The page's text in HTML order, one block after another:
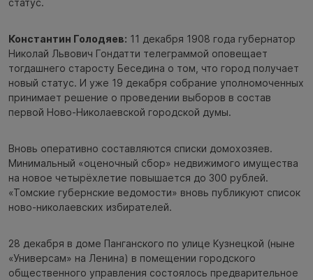
статус.
Константин Голодяев: 11 декабря 1908 года губернатор
Николай Львович Гондатти телеграммой оповещает
тогдашнего старосту Беседина о том, что город получает
новый статус. И уже 19 декабря собрание уполномоченных
принимает решение о проведении выборов в состав
первой Ново-Николаевской городской думы.
Вновь оперативно составляются списки домохозяев.
Минимальный «оценочный сбор» недвижимого имущества
на новое четырёхлетие повышается до 300 рублей.
«Томские губернские ведомости» вновь публикуют список
ново-николаевских избирателей.
28 декабря в доме Панганского по улице Кузнецкой (ныне
«Универсам» на Ленина) в помещении городского
общественного управления состоялось предварительное